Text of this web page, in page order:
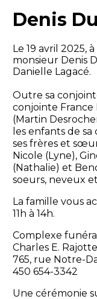
Denis
Le 19 avril 2025,
monsieur Denis
Danielle Lagacé.
Outre sa
conjointe France
(Martin
les enfants de
ses frères et
Nicole (Lyne),
(Nathalie) et
soeurs, neveux
La famille vous
11h à 14h.
Complexe
Charles E. Rajotte
765, rue Notre-
450 654-3342
Une cérémonie